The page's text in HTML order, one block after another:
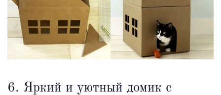
6. Яркий и уютный домик с